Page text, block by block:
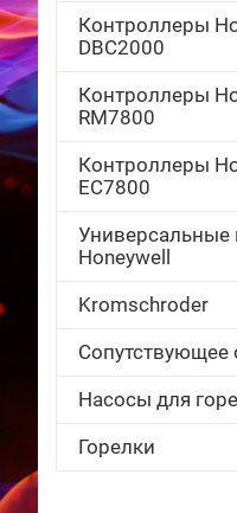
Контроллеры
DBC2000
Контроллеры
RM7800
Контроллеры
EC7800
Универсальные
Honeywell
Kromschroder
Сопутствующее
Насосы для
Горелки